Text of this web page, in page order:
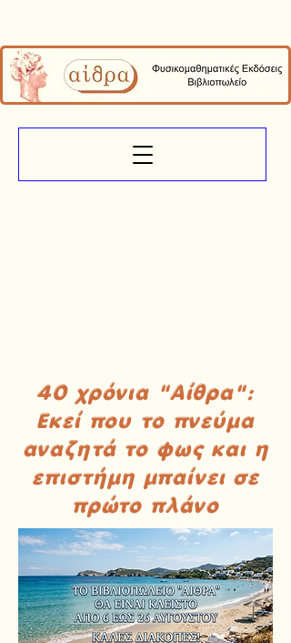
40 χρόνια "Αίθρα":
Εκεί που το πνεύμα
αναζητά το φως και η
επιστήμη μπαίνει σε
πρώτο πλάνο